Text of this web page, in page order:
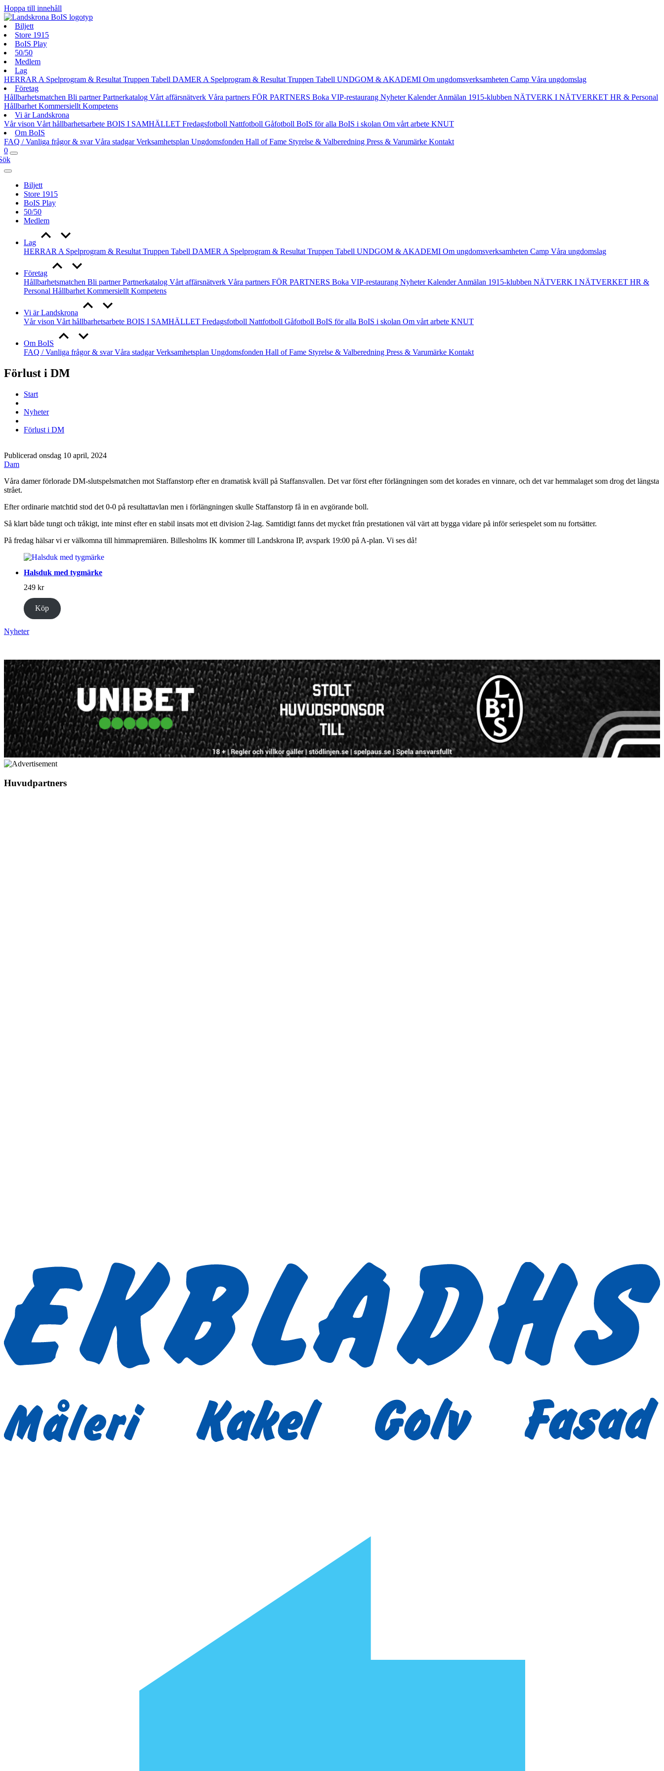
Hoppa till innehåll
Biljett
Store 1915
BoIS Play
50/50
Medlem
Lag
HERRAR A Spelprogram & Resultat Truppen Tabell DAMER A Spelprogram & Resultat Truppen Tabell UNDGOM & AKADEMI Om ungdomsverksamheten Camp Våra ungdomslag
Företag
Hållbarhetsmatchen Bli partnerPartnerkatalog Vårt affärsnätverk Våra partners FÖR PARTNERS Boka VIP-restaurang NyheterKalenderAnmälan 1915-klubben NÄTVERK I NÄTVERKET HR & Personal
Hållbarhet Kommersiellt Kompetens
Vi är Landskrona
Vår vison Vårt hållbarhetsarbete BOIS I SAMHÄLLET Fredagsfotboll Nattfotboll Gåfotboll BoIS för alla BoIS i skolan Om vårt arbete KNUT
Om BoIS
FAQ / Vanliga frågor & svarVåra stadgarVerksamhetsplan Ungdomsfonden Hall of Fame Styrelse & Valberedning Press & Varumärke Kontakt
0
Biljett
Store 1915
BoIS Play
50/50
Medlem
Lag
HERRAR A Spelprogram & Resultat Truppen Tabell DAMER A Spelprogram & Resultat Truppen Tabell UNDGOM & AKADEMI Om ungdomsverksamheten Camp Våra ungdomslag
Företag
Hållbarhetsmatchen Bli partnerPartnerkatalog Vårt affärsnätverk Våra partners FÖR PARTNERS Boka VIP-restaurang NyheterKalenderAnmälan 1915-klubben NÄTVERK I NÄTVERKET HR &
Personal Hållbarhet Kommersiellt Kompetens
Vi är Landskrona
Vår vison Vårt hållbarhetsarbete BOIS I SAMHÄLLET Fredagsfotboll Nattfotboll Gåfotboll BoIS för alla BoIS i skolan Om vårt arbete KNUT
Om BoIS
FAQ / Vanliga frågor & svarVåra stadgarVerksamhetsplan Ungdomsfonden Hall of Fame Styrelse & Valberedning Press & Varumärke Kontakt
Förlust i DM
Start
Nyheter
Förlust i DM
Publicerad onsdag 10 april, 2024
Dam
Våra damer förlorade DM-slutspelsmatchen mot Staffanstorp efter en dramatisk kväll på Staffansvallen. Det var först efter förlängningen som det korades en vinnare, och det var hemmalaget som drog det längsta
strået.
Efter ordinarie matchtid stod det 0-0 på resultattavlan men i förlängningen skulle Staffanstorp få in en avgörande boll.
Så klart både tungt och tråkigt, inte minst efter en stabil insats mot ett division 2-lag. Samtidigt fanns det mycket från prestationen väl värt att bygga vidare på inför seriespelet som nu fortsätter.
På fredag hälsar vi er välkomna till himmapremiären. Billesholms IK kommer till Landskrona IP, avspark 19:00 på A-plan. Vi ses då!
Halsduk med tygmärke
249 kr
Köp
Nyheter
Huvudpartners